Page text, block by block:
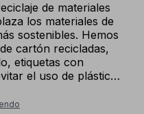
de materiales
los materiales de
sostenibles. Hemos
cartón recicladas,
etiquetas con
el uso de plástico.
zapatos.